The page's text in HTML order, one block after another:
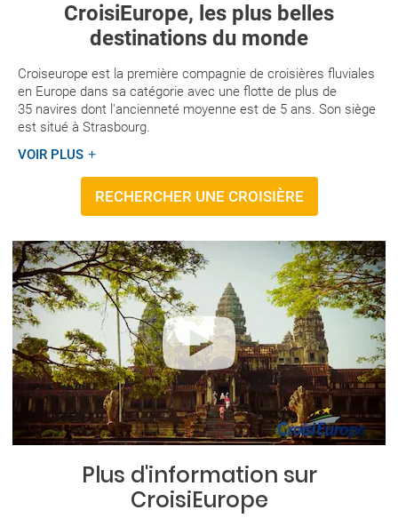
CroisiEurope, les plus belles
destinations du monde
Croiseurope est la première compagnie de croisières fluviales
en Europe dans sa catégorie avec une flotte de plus de
35 navires dont l'ancienneté moyenne est de 5 ans. Son siège
est situé à Strasbourg.
VOIR PLUS
RECHERCHER UNE CROISIÈRE
Plus d'information sur
CroisiEurope